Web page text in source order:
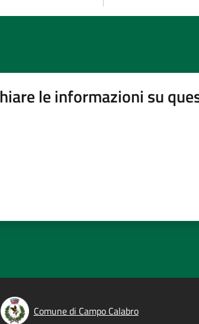
le informazioni su
Comune di Campo Calabro